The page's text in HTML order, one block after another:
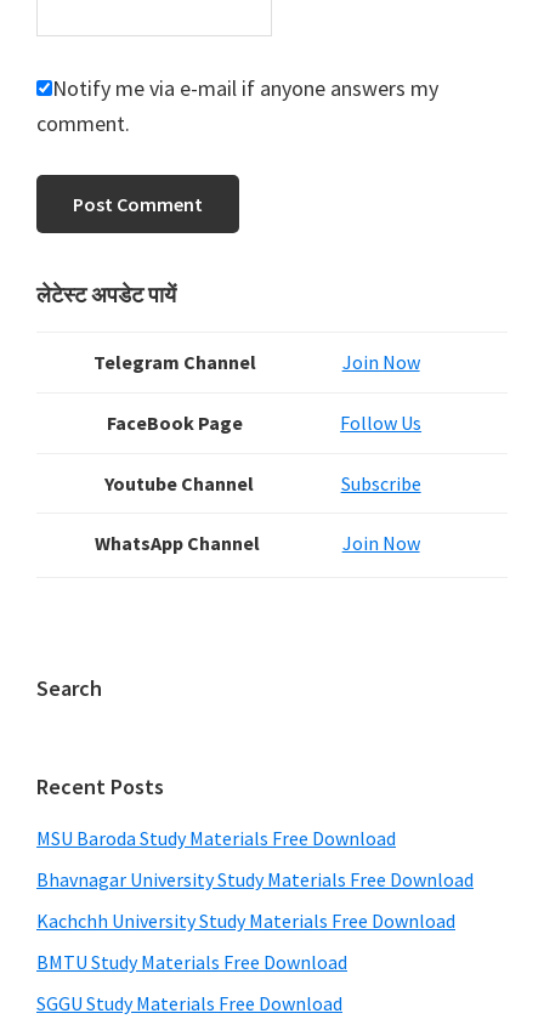
Notify me via e-mail if anyone answers my
comment.
Primary
लेटेस्ट अपडेट पायें
Telegram Channel Join Now
FaceBook Page Follow Us
Youtube Channel Subscribe
WhatsApp Channel Join Now
Search
Recent Posts
MSU Baroda Study Materials Free Download
Bhavnagar University Study Materials Free Download
Kachchh University Study Materials Free Download
BMTU Study Materials Free Download
SGGU Study Materials Free Download